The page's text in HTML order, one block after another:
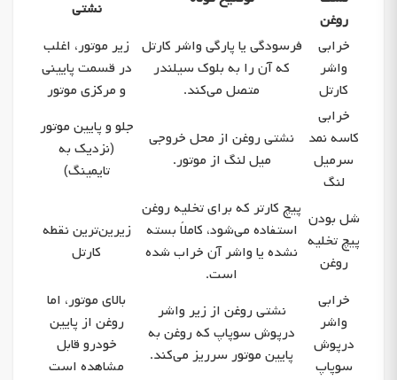
روغن
نشتی
خرابی
واشر
کارتل
فرسودگی یا پارگی واشر کارتل
که آن را به بلوک سیلندر
متصل می‌کند.
زیر موتور، اغلب
در قسمت پایینی
و مرکزی موتور
خرابی
کاسه نمد
سرمیل
لنگ
نشتی روغن از محل خروجی
میل لنگ از موتور.
جلو و پایین موتور
(نزدیک به
تایمینگ)
شل بودن
پیچ تخلیه
روغن
پیچ کارتر که برای تخلیه روغن
استفاده می‌شود، کاملاً بسته
نشده یا واشر آن خراب شده
است.
زیرین‌ترین نقطه
کارتل
خرابی
واشر
درپوش
سوپاپ
نشتی روغن از زیر واشر
درپوش سوپاپ که روغن به
پایین موتور سرریز می‌کند.
بالای موتور، اما
روغن از پایین
خودرو قابل
مشاهده است